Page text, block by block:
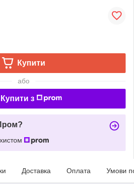
Купити
або
Купити з
Доставка Оплата Умови